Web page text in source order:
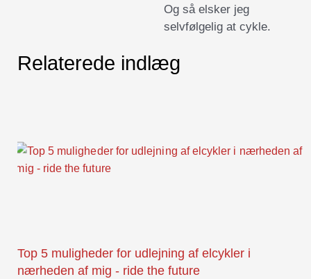
Og så elsker jeg
selvfølgelig at cykle.
Relaterede indlæg
Top 5 muligheder for udlejning af elcykler i
nærheden af mig - ride the future